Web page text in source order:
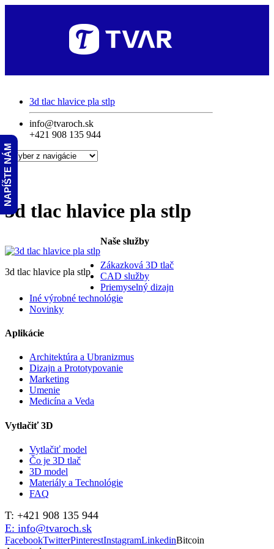
3d tlac hlavice pla stlp
info@tvaroch.sk
+421 908 135 944
3d tlac hlavice pla stlp
3d tlac hlavice pla stlp
Naše služby
Zákazková 3D tlač
CAD služby
Priemyselný dizajn
Iné výrobné technológie
Novinky
Aplikácie
Architektúra a Ubranizmus
Dizajn a Prototypovanie
Marketing
Umenie
Medicína a Veda
Vytlačiť 3D
Vytlačiť model
Čo je 3D tlač
3D model
Materiály a Technológie
FAQ
T: +421 908 135 944
E: info@tvaroch.sk
FacebookTwitterPinterestInstagramLinkedinBitcoin
NAPÍŠTE NÁM